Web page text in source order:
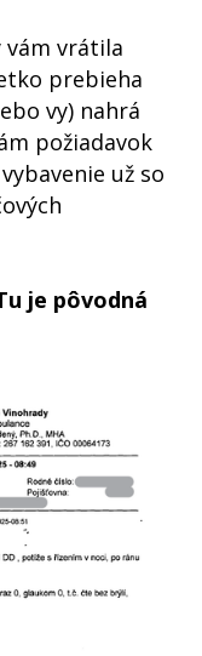
vám vrátila
prebieha
vy) nahrá
požiadavok
už so
je pôvodná